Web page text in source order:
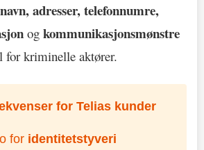
navn, adresser, telefonnumre,
og kommunikasjonsmønstre
kriminelle aktører.
for Telias kunder
for identitetstyveri